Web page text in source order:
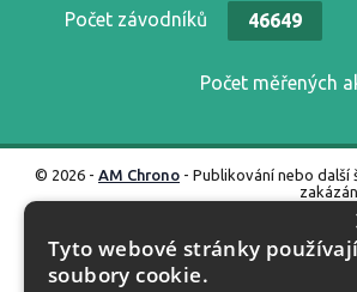
Počet závodníků 46649
Počet měřených
© 2026 - AM Chrono - Publikování nebo další
Tyto webové stránky
soubory cookie.